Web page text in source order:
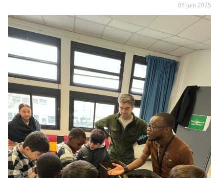
05 juin 2025